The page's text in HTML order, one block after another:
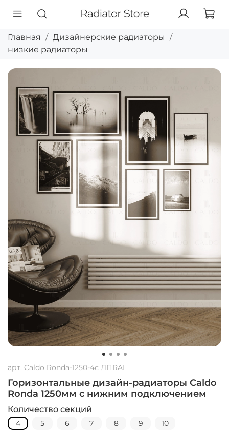
Главная
Дизайнерские радиаторы
низкие радиаторы
арт. Caldo Ronda-1250-4с ЛПRAL
Горизонтальные дизайн-радиаторы Caldo
Ronda 1250мм с нижним подключением
Количество секций
4 5 6 7 8 9
10